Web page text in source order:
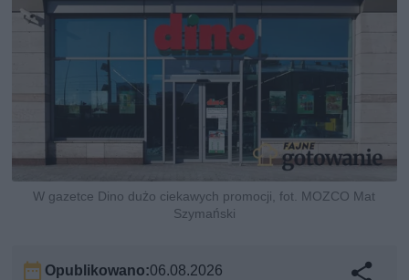
W gazetce Dino dużo ciekawych promocji, fot. MOZCO Mat
Szymański
Opublikowano:06.08.2026